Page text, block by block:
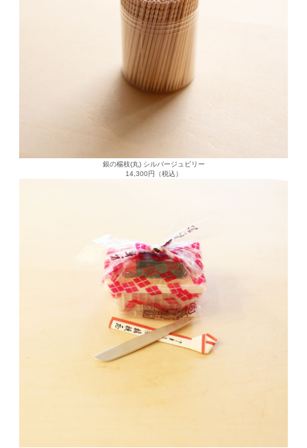
銀の楊枝(丸) シルバージュビリー
14,300円（税込）